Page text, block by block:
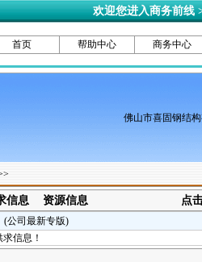
欢迎您进入商务前线
首页 帮助中心 商务中心
佛山市喜固钢结构
信息 资源信息 点
公司最新专版)
信息！